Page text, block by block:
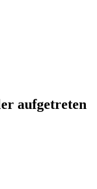
aufgetreten